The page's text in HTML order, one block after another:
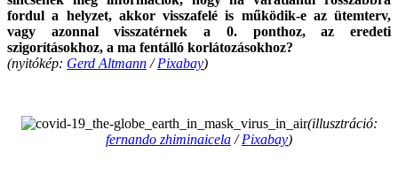
fordul a helyzet, akkor visszafelé is működik-e az ütemterv,
vagy azonnal visszatérnek a 0. ponthoz, az eredeti
szigorításokhoz, a ma fentálló korlátozásokhoz?
(nyitókép: Gerd Altmann /Pixabay)
(illusztráció:
fernando zhiminaicela /Pixabay)